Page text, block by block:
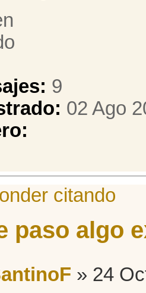
9
02 Ago
citando
paso algo
» 24